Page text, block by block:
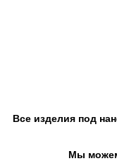
Все изделия под
Мы